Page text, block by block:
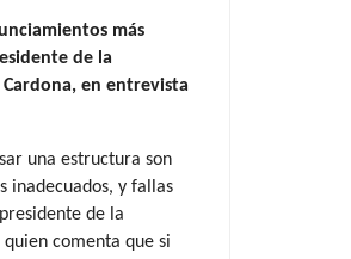
más
de la
en entrevista
una estructura son
inadecuados, y fallas
de la
comenta que si